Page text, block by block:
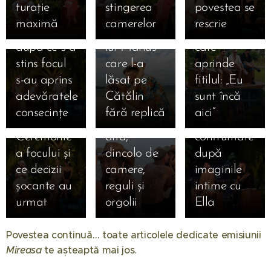
turație
maximă
stingerea
camerelor
povestea se
rescrie
ales lung și
greu, iar
după ce s-a
stins focul
s-au aprins
adevăratele
consecințe
secretul
săruturilor
lui Marius
care l-a
lăsat pe
Cătălin
fără replică
destine și
un bilet
care
aprinde
fitilul: „Eu
sunt încă
aici” 🔥
adevăruri
tăioase la
Insula
iubirii! Cum
s-au privit
Marian și
Bianca la
ultima
Ceremonie
a focului și
ce decizii
șocante au
urmat 🔥
care a
răsturnat
insula: cum
au alergat
inimile lui
Francesca
și Cristi
una spre
alta,
dincolo de
camere,
reguli și
orgolii
03.09.2025
Bonfire
exploziv:
Andrei vs.
Teo, prima
confruntare
după
imaginile
intime cu
Ella 🔥
Povestea continuă… toate articolele dedicate emisiunii
Mireasate așteaptă mai jos. 💖
01.08.2026
Când
începe
Mireasa